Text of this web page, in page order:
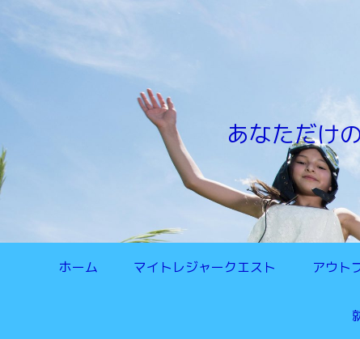
あなただけ
ホーム マイトレジャークエスト アウト